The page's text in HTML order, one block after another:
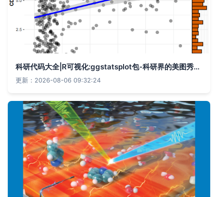
科研代码大全|R可视化:ggstatsplot包-科研界的美图秀秀:差异统计&相关性散点图分析
更新：2026-08-06 09:32:24